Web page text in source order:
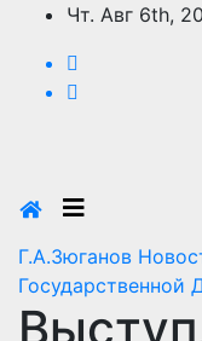
Перейти
содержимому
Чт. Авг 6th,
Г.А.Зюганов
Государственной